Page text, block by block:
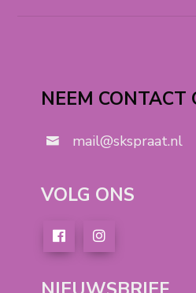
NEEM CONTACT
mail@skspraat.nl
VOLG ONS